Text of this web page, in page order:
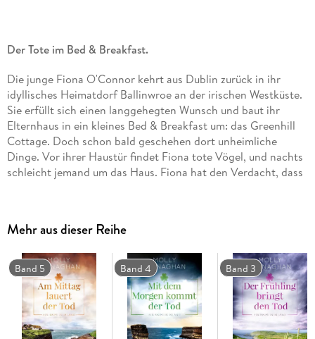
Der Tote im Bed & Breakfast.
Die junge Fiona O'Connor kehrt aus Dublin zurück in ihr
idyllisches Heimatdorf Ballinwroe an der irischen Westküste.
Sie erfüllt sich einen langgehegten Wunsch und baut ihr
Elternhaus in ein kleines Bed & Breakfast um: das Greenhill
Cottage. Doch schon bald geschehen dort unheimliche
Dinge. Vor ihrer Haustür findet Fiona tote Vögel, und nachts
schleicht jemand um das Haus. Fiona hat den Verdacht, dass
jemand so weit gehen, nur um ihr zu schaden?
Eine eigenwillige Heldin ermittelt in der wilden und rauen
Landschaft Irlands.
Mehr aus dieser Reihe
Band 5 Band 4 Band 3